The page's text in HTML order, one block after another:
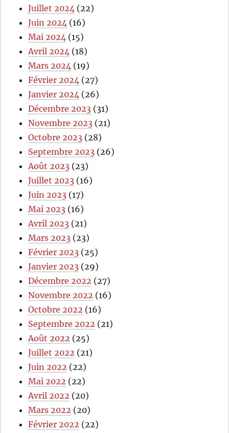
Juillet 2024 (22)
Juin 2024 (16)
Mai 2024 (15)
Avril 2024 (18)
Mars 2024 (19)
Février 2024 (27)
Janvier 2024 (26)
Décembre 2023 (31)
Novembre 2023 (21)
Octobre 2023 (28)
Septembre 2023 (26)
Août 2023 (23)
Juillet 2023 (16)
Juin 2023 (17)
Mai 2023 (16)
Avril 2023 (21)
Mars 2023 (23)
Février 2023 (25)
Janvier 2023 (29)
Décembre 2022 (27)
Novembre 2022 (16)
Octobre 2022 (16)
Septembre 2022 (21)
Août 2022 (25)
Juillet 2022 (21)
Juin 2022 (22)
Mai 2022 (22)
Avril 2022 (20)
Mars 2022 (20)
Février 2022 (22)